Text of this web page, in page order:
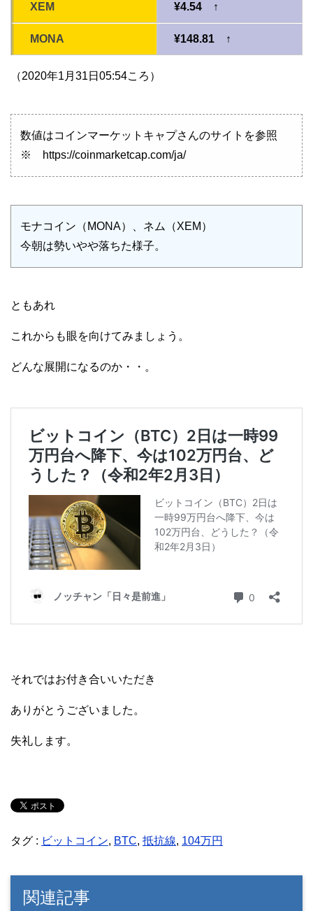
XEM ¥4.54 ↑
MONA ¥148.81 ↑
（2020年1月31日05:54ころ）
数値はコインマーケットキャプさんのサイトを参照
※ https://coinmarketcap.com/ja/
モナコイン（MONA）、ネム（XEM）
今朝は勢いやや落ちた様子。
ともあれ
これからも眼を向けてみましょう。
どんな展開になるのか・・。
それではお付き合いいただき
ありがとうございました。
失礼します。
タグ : ビットコイン, BTC, 抵抗線, 104万円
関連記事